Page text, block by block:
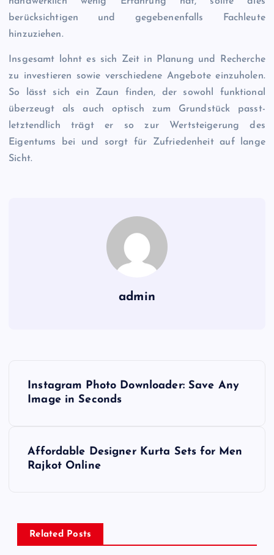
berücksichtigen und gegebenenfalls Fachleute
hinzuziehen.
Insgesamt lohnt es sich Zeit in Planung und Recherche
zu investieren sowie verschiedene Angebote einzuholen.
So lässt sich ein Zaun finden, der sowohl funktional
überzeugt als auch optisch zum Grundstück passt-
letztendlich trägt er so zur Wertsteigerung des
Eigentums bei und sorgt für Zufriedenheit auf lange
Sicht.
admin
a
Instagram Photo Downloader: Save Any
Image in Seconds
Affordable Designer Kurta Sets for Men
Rajkot Online
Related Posts